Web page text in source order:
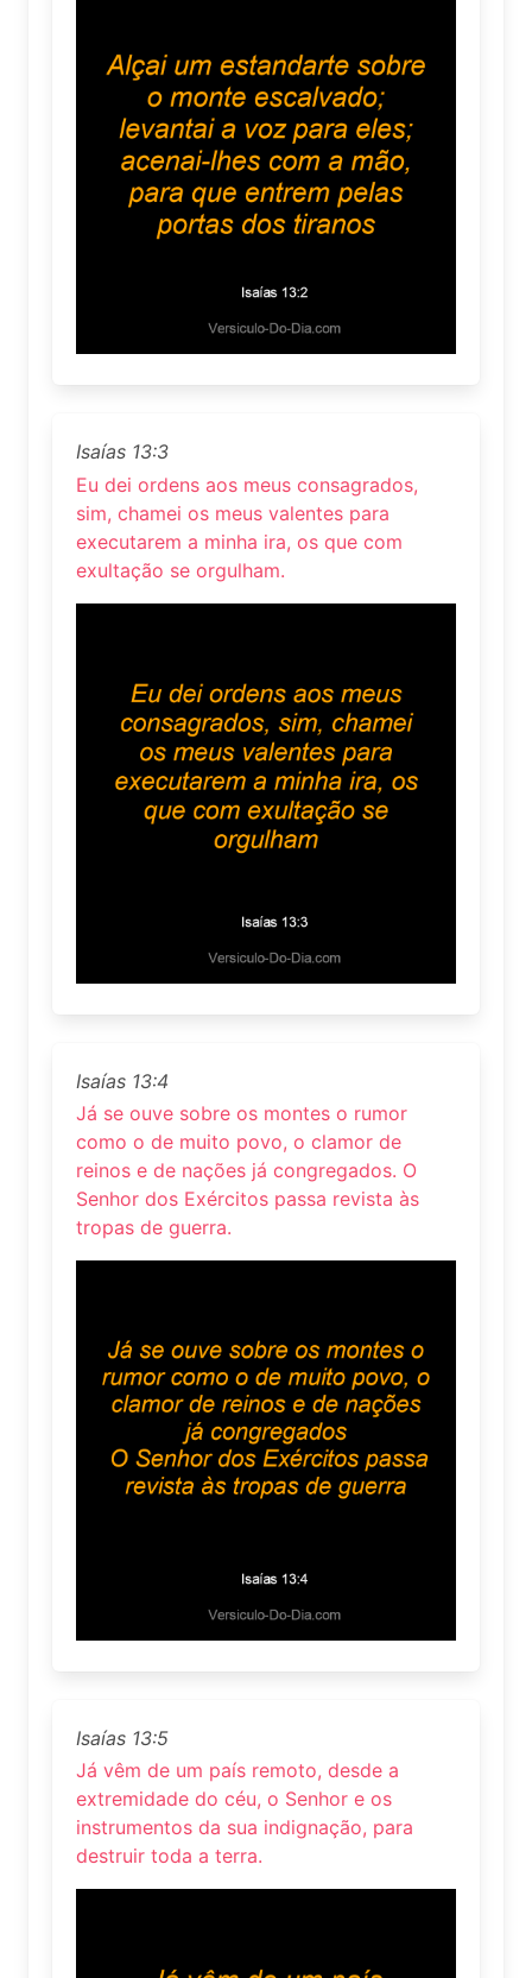
Isaías 13:3
Eu dei ordens aos meus consagrados,
sim, chamei os meus valentes para
executarem a minha ira, os que com
exultação se orgulham.
Isaías 13:4
Já se ouve sobre os montes o rumor
como o de muito povo, o clamor de
reinos e de nações já congregados. O
Senhor dos Exércitos passa revista às
tropas de guerra.
Isaías 13:5
Já vêm de um país remoto, desde a
extremidade do céu, o Senhor e os
instrumentos da sua indignação, para
destruir toda a terra.